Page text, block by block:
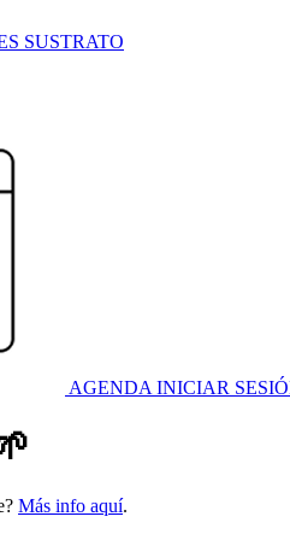
SUSTRATO
AGENDA INICIAR
Más info aquí.